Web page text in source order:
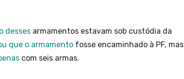
desses armamentos estavam sob custódia da
que o armamento fosse encaminhado à PF, mas
com seis armas.